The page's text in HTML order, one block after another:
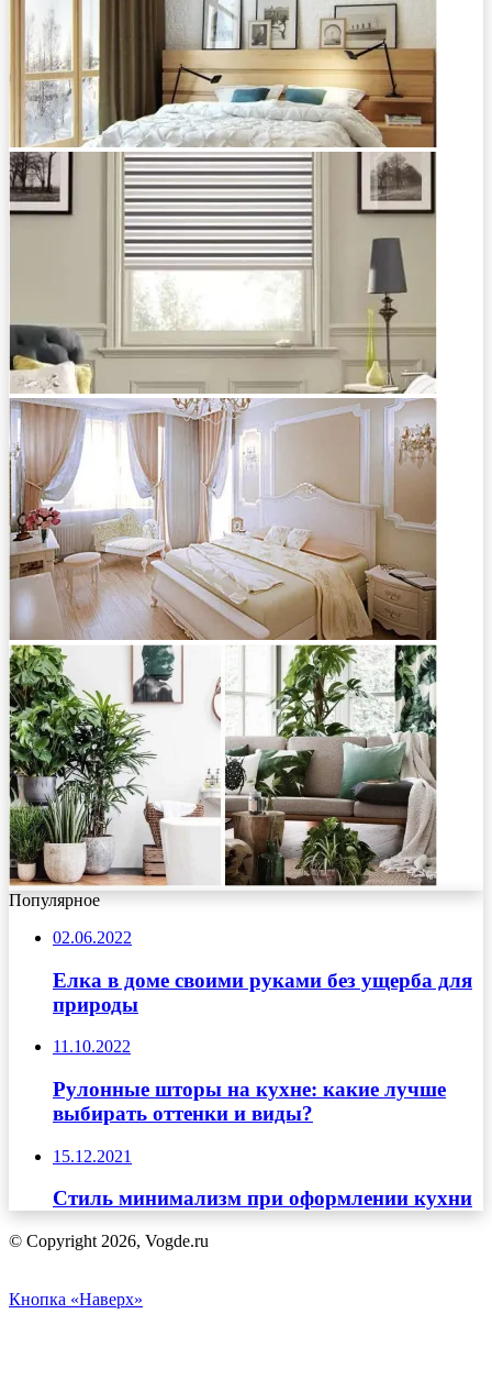
Популярное
02.06.2022
Елка в доме своими руками без ущерба для
природы
11.10.2022
Рулонные шторы на кухне: какие лучше
выбирать оттенки и виды?
15.12.2021
Стиль минимализм при оформлении кухни
© Copyright 2026, Vogde.ru
Кнопка «Наверх»